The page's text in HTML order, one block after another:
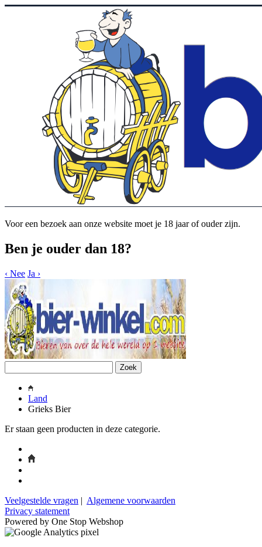
Voor een bezoek aan onze website moet je 18 jaar of ouder zijn.
Ben je ouder dan 18?
‹ Nee Ja ›
Land
Grieks Bier
Er staan geen producten in deze categorie.
Veelgestelde vragen | Algemene voorwaarden
Privacy statement
Powered by One Stop Webshop